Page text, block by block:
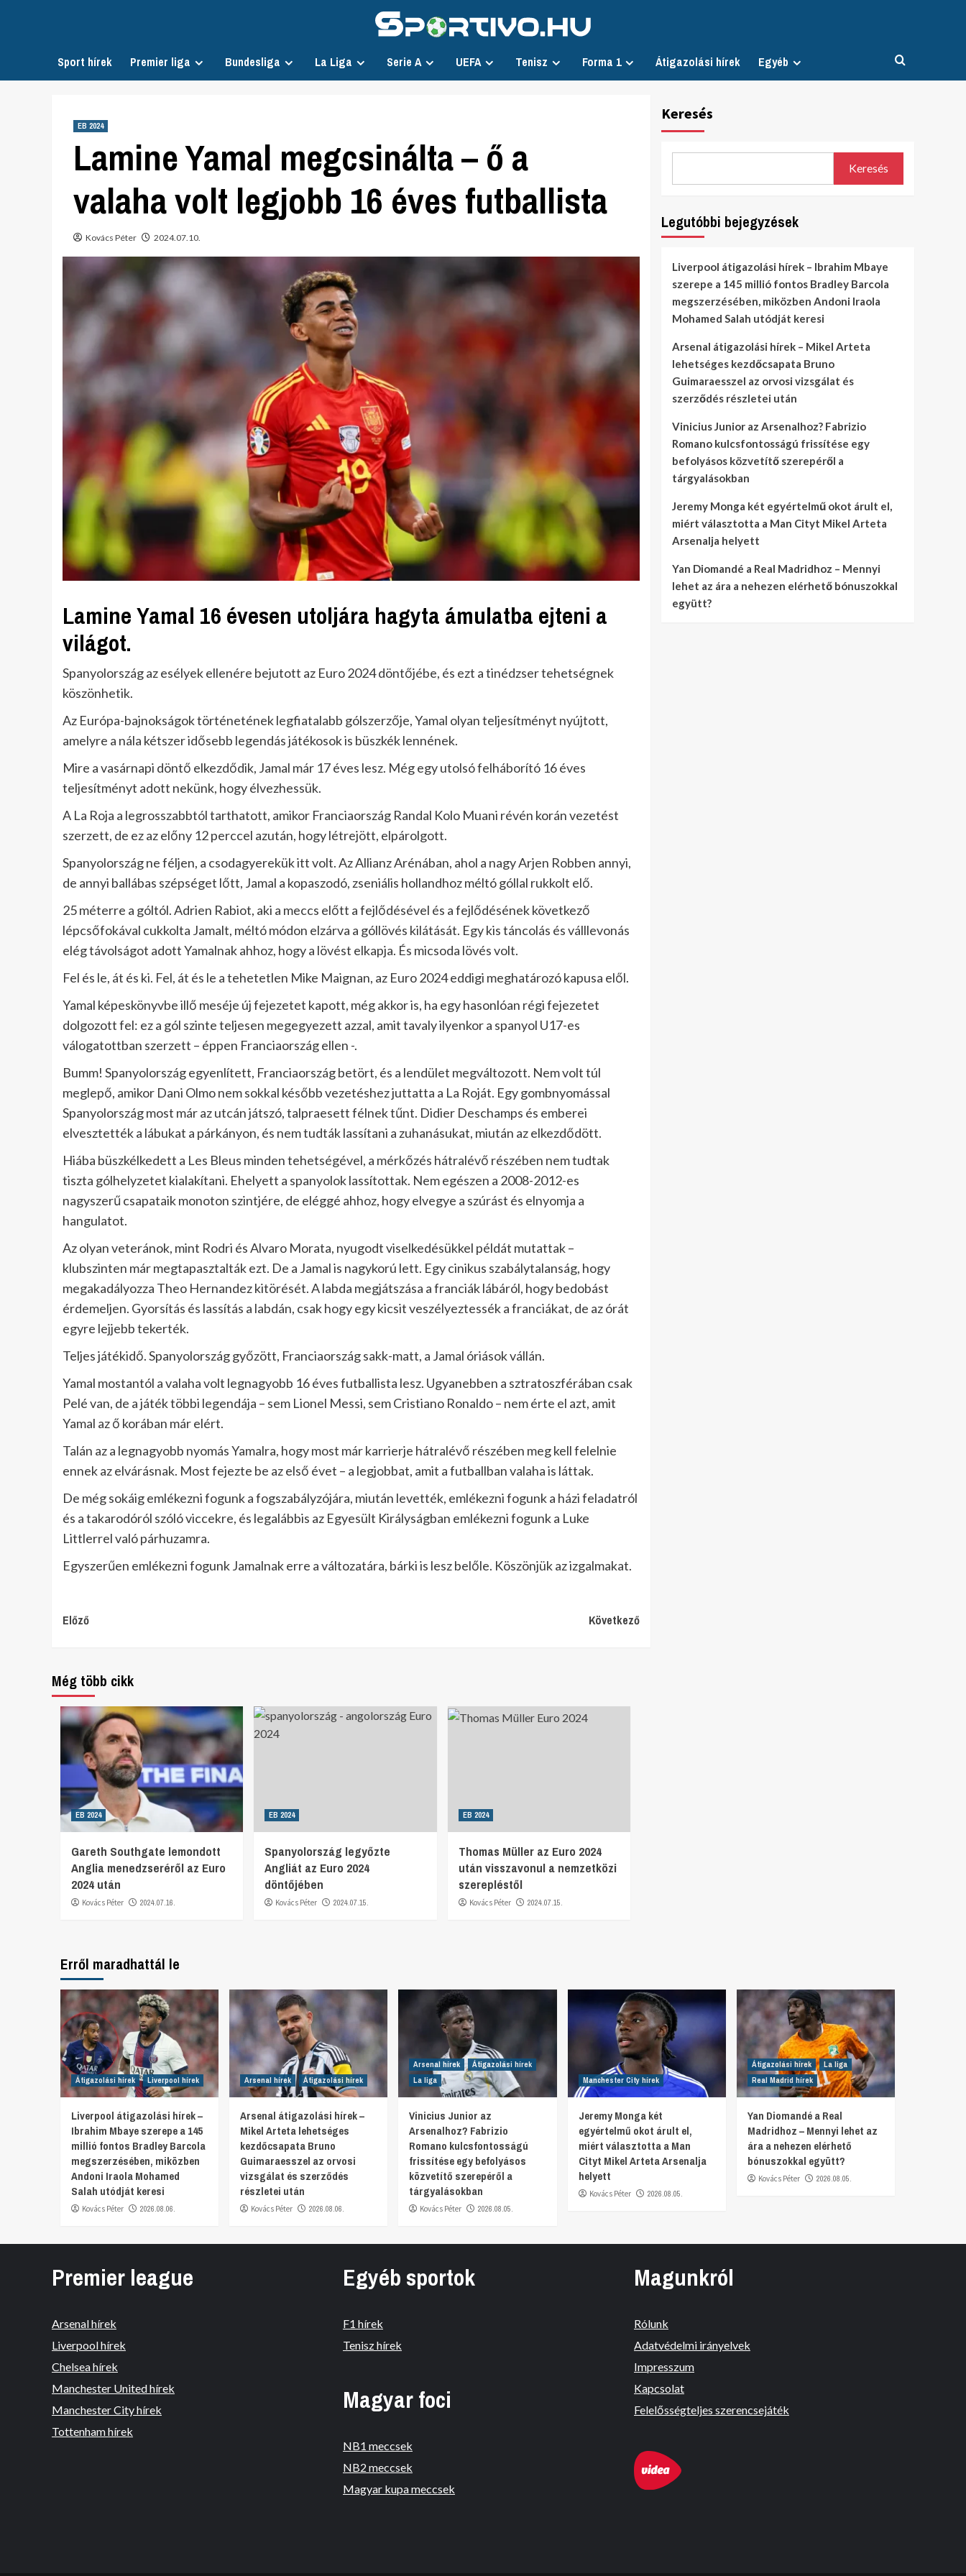
Sport hírek Premier liga Bundesliga La Liga Serie A UEFA Tenisz Forma 1 Átigazolási hírek Egyéb
EB 2024
Lamine Yamal megcsinálta – ő a
valaha volt legjobb 16 éves futballista
Kovács Péter 2024.07.10.
Lamine Yamal 16 évesen utoljára hagyta ámulatba ejteni a
világot.
Spanyolország az esélyek ellenére bejutott az Euro 2024 döntőjébe, és ezt a tinédzser tehetségnek
köszönhetik.
Az Európa-bajnokságok történetének legfiatalabb gólszerzője, Yamal olyan teljesítményt nyújtott,
amelyre a nála kétszer idősebb legendás játékosok is büszkék lennének.
Mire a vasárnapi döntő elkezdődik, Jamal már 17 éves lesz. Még egy utolsó felháborító 16 éves
teljesítményt adott nekünk, hogy élvezhessük.
A La Roja a legrosszabbtól tarthatott, amikor Franciaország Randal Kolo Muani révén korán vezetést
szerzett, de ez az előny 12 perccel azután, hogy létrejött, elpárolgott.
Spanyolország ne féljen, a csodagyerekük itt volt. Az Allianz Arénában, ahol a nagy Arjen Robben annyi,
de annyi ballábas szépséget lőtt, Jamal a kopaszodó, zseniális hollandhoz méltó góllal rukkolt elő.
25 méterre a góltól. Adrien Rabiot, aki a meccs előtt a fejlődésével és a fejlődésének következő
lépcsőfokával cukkolta Jamalt, méltó módon elzárva a góllövés kilátását. Egy kis táncolás és válllevonás
elég távolságot adott Yamalnak ahhoz, hogy a lövést elkapja. És micsoda lövés volt.
Fel és le, át és ki. Fel, át és le a tehetetlen Mike Maignan, az Euro 2024 eddigi meghatározó kapusa elől.
Yamal képeskönyvbe illő meséje új fejezetet kapott, még akkor is, ha egy hasonlóan régi fejezetet
dolgozott fel: ez a gól szinte teljesen megegyezett azzal, amit tavaly ilyenkor a spanyol U17-es
válogatottban szerzett – éppen Franciaország ellen -.
Bumm! Spanyolország egyenlített, Franciaország betört, és a lendület megváltozott. Nem volt túl
meglepő, amikor Dani Olmo nem sokkal később vezetéshez juttatta a La Roját. Egy gombnyomással
Spanyolország most már az utcán játszó, talpraesett félnek tűnt. Didier Deschamps és emberei
elvesztették a lábukat a párkányon, és nem tudták lassítani a zuhanásukat, miután az elkezdődött.
Hiába büszkélkedett a Les Bleus minden tehetségével, a mérkőzés hátralévő részében nem tudtak
tiszta gólhelyzetet kialakítani. Ehelyett a spanyolok lassítottak. Nem egészen a 2008-2012-es
nagyszerű csapataik monoton szintjére, de eléggé ahhoz, hogy elvegye a szúrást és elnyomja a
hangulatot.
Az olyan veteránok, mint Rodri és Alvaro Morata, nyugodt viselkedésükkel példát mutattak –
klubszinten már megtapasztalták ezt. De a Jamal is nagykorú lett. Egy cinikus szabálytalanság, hogy
megakadályozza Theo Hernandez kitörését. A labda megjátszása a franciák lábáról, hogy bedobást
érdemeljen. Gyorsítás és lassítás a labdán, csak hogy egy kicsit veszélyeztessék a franciákat, de az órát
egyre lejjebb tekerték.
Teljes játékidő. Spanyolország győzött, Franciaország sakk-matt, a Jamal óriások vállán.
Yamal mostantól a valaha volt legnagyobb 16 éves futballista lesz. Ugyanebben a sztratoszférában csak
Pelé van, de a játék többi legendája – sem Lionel Messi, sem Cristiano Ronaldo – nem érte el azt, amit
Yamal az ő korában már elért.
Talán az a legnagyobb nyomás Yamalra, hogy most már karrierje hátralévő részében meg kell felelnie
ennek az elvárásnak. Most fejezte be az első évet – a legjobbat, amit a futballban valaha is láttak.
De még sokáig emlékezni fogunk a fogszabályzójára, miután levették, emlékezni fogunk a házi feladatról
és a takarodóról szóló viccekre, és legalábbis az Egyesült Királyságban emlékezni fogunk a Luke
Littlerrel való párhuzamra.
Egyszerűen emlékezni fogunk Jamalnak erre a változatára, bárki is lesz belőle. Köszönjük az izgalmakat.
Continue
Előző Következő
Még több cikk
EB 2024
Gareth Southgate lemondott
Anglia menedzseréről az Euro
2024 után
Kovács Péter 2024.07.16.
EB 2024
Spanyolország legyőzte
Angliát az Euro 2024
döntőjében
Kovács Péter 2024.07.15.
EB 2024
Thomas Müller az Euro 2024
után visszavonul a nemzetközi
szerepléstől
Kovács Péter 2024.07.15.
Keresés
Keresés
Legutóbbi bejegyzések
Liverpool átigazolási hírek – Ibrahim Mbaye
szerepe a 145 millió fontos Bradley Barcola
megszerzésében, miközben Andoni Iraola
Mohamed Salah utódját keresi
Arsenal átigazolási hírek – Mikel Arteta
lehetséges kezdőcsapata Bruno
Guimaraesszel az orvosi vizsgálat és
szerződés részletei után
Vinicius Junior az Arsenalhoz? Fabrizio
Romano kulcsfontosságú frissítése egy
befolyásos közvetítő szerepéről a
tárgyalásokban
Jeremy Monga két egyértelmű okot árult el,
miért választotta a Man Cityt Mikel Arteta
Arsenalja helyett
Yan Diomandé a Real Madridhoz – Mennyi
lehet az ára a nehezen elérhető bónuszokkal
együtt?
Erről maradhattál le
Átigazolási hírek Liverpool hírek
Liverpool átigazolási hírek –
Ibrahim Mbaye szerepe a 145
millió fontos Bradley Barcola
megszerzésében, miközben
Andoni Iraola Mohamed
Salah utódját keresi
Kovács Péter 2026.08.06.
Arsenal hírek Átigazolási hírek
Arsenal átigazolási hírek –
Mikel Arteta lehetséges
kezdőcsapata Bruno
Guimaraesszel az orvosi
vizsgálat és szerződés
részletei után
Kovács Péter 2026.08.06.
Arsenal hírek
Átigazolási hírek
La liga
Vinicius Junior az
Arsenalhoz? Fabrizio
Romano kulcsfontosságú
frissítése egy befolyásos
közvetítő szerepéről a
tárgyalásokban
Kovács Péter 2026.08.05.
Manchester City hírek
Jeremy Monga két
egyértelmű okot árult el,
miért választotta a Man
Cityt Mikel Arteta Arsenalja
helyett
Kovács Péter 2026.08.05.
Átigazolási hírek
La liga
Real Madrid hírek
Yan Diomandé a Real
Madridhoz – Mennyi lehet az
ára a nehezen elérhető
bónuszokkal együtt?
Kovács Péter 2026.08.05.
Premier league
Arsenal hírek
Liverpool hírek
Chelsea hírek
Manchester United hírek
Manchester City hírek
Tottenham hírek
Egyéb sportok
F1 hírek
Tenisz hírek
Magyar foci
NB1 meccsek
NB2 meccsek
Magyar kupa meccsek
Magunkról
Rólunk
Adatvédelmi irányelvek
Impresszum
Kapcsolat
Felelősségteljes szerencsejáték